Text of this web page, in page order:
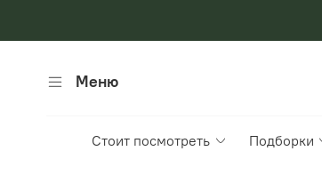
Меню
Стоит посмотреть Подборки